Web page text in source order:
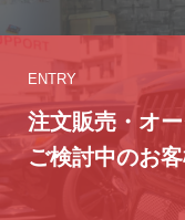
ENTRY
注文販売・オ
ご検討中のお